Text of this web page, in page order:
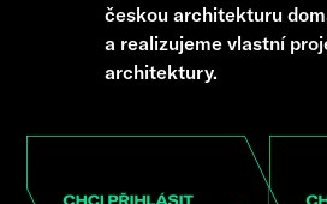
českou architekturu
a realizujeme vlastní
architektury.